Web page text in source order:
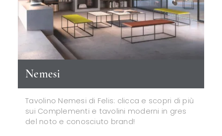
Nemesi
Tavolino Nemesi di Felis: clicca e scopri di più
sui Complementi e tavolini moderni in gres
del noto e conosciuto brand!